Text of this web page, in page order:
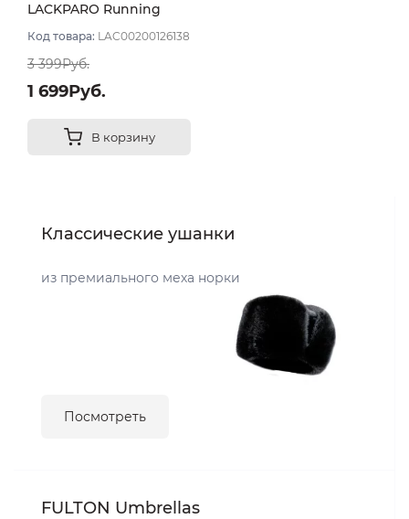
LACKPARO Running
размер L
Код товара: LAC00200126138
3 399Руб.
1 699Руб.
В корзину
Классические ушанки
из премиального меха норки
Посмотреть
FULTON Umbrellas